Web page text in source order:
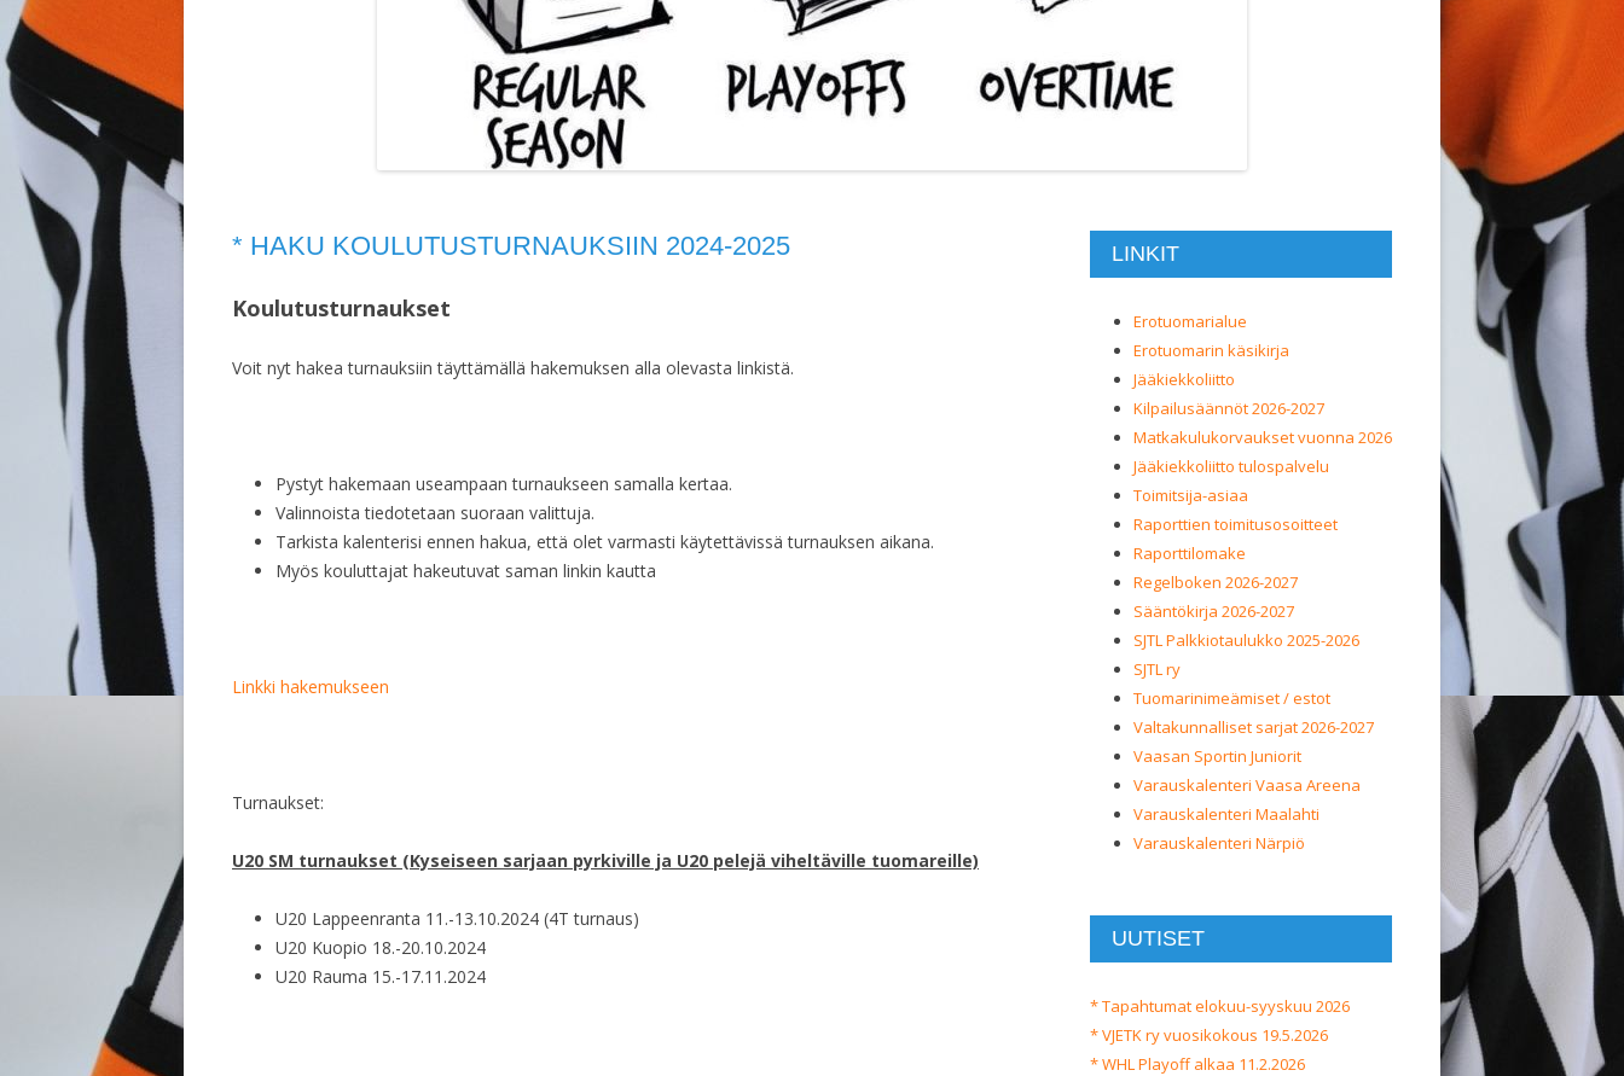
* HAKU KOULUTUSTURNAUKSIIN 2024-2025
Koulutusturnaukset
Voit nyt hakea turnauksiin täyttämällä hakemuksen alla olevasta linkistä.
Pystyt hakemaan useampaan turnaukseen samalla kertaa.
Valinnoista tiedotetaan suoraan valittuja.
Tarkista kalenterisi ennen hakua, että olet varmasti käytettävissä turnauksen aikana.
Myös kouluttajat hakeutuvat saman linkin kautta
Linkki hakemukseen
Turnaukset:
U20 SM turnaukset (Kyseiseen sarjaan pyrkiville ja U20 pelejä viheltäville tuomareille)
U20 Lappeenranta 11.-13.10.2024 (4T turnaus)
U20 Kuopio 18.-20.10.2024
U20 Rauma 15.-17.11.2024
LINKIT
Erotuomarialue
Erotuomarin käsikirja
Jääkiekkoliitto
Kilpailusäännöt 2026-2027
Matkakulukorvaukset vuonna 2026
Jääkiekkoliitto tulospalvelu
Toimitsija-asiaa
Raporttien toimitusosoitteet
Raporttilomake
Regelboken 2026-2027
Sääntökirja 2026-2027
SJTL Palkkiotaulukko 2025-2026
SJTL ry
Tuomarinimeämiset / estot
Valtakunnalliset sarjat 2026-2027
Vaasan Sportin Juniorit
Varauskalenteri Vaasa Areena
Varauskalenteri Maalahti
Varauskalenteri Närpiö
UUTISET
* Tapahtumat elokuu-syyskuu 2026
* VJETK ry vuosikokous 19.5.2026
* WHL Playoff alkaa 11.2.2026